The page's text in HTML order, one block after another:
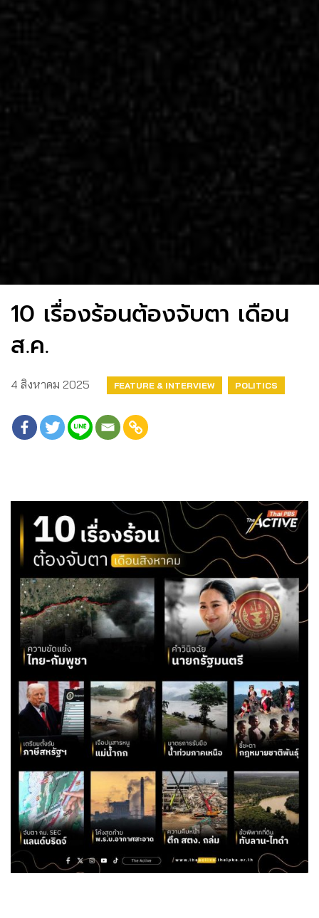
10 เรื่องร้อนต้องจับตา เดือน
ส.ค.
4 สิงหาคม 2025 FEATURE & INTERVIEW POLITICS